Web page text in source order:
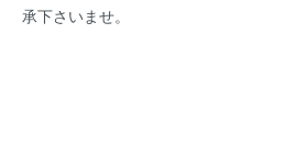
承下さいませ。